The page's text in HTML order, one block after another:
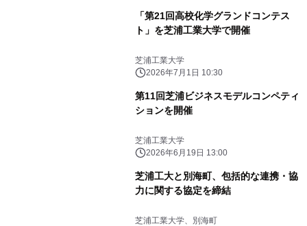
「第21回高校化学グランドコンテス
ト」を芝浦工業大学で開催
芝浦工業大学
2026年7月1日 10:30
第11回芝浦ビジネスモデルコンペティ
ションを開催
芝浦工業大学
2026年6月19日 13:00
芝浦工大と別海町、包括的な連携・協
力に関する協定を締結
芝浦工業大学、別海町